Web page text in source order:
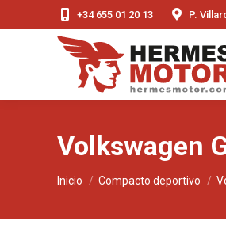
+34 655 01 20 13 P.
Volkswagen
Estás aquí:
Inicio Compacto deportivo